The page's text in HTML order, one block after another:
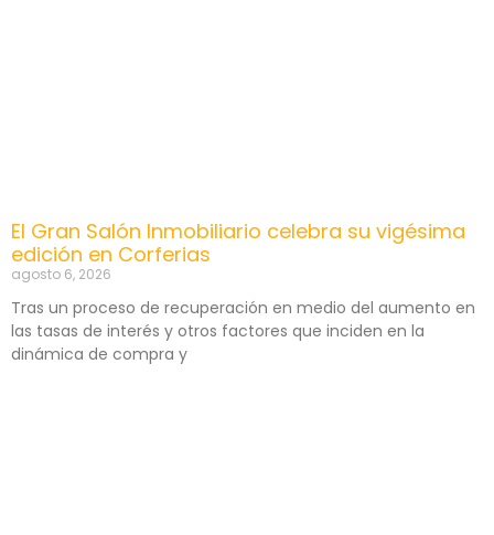
El Gran Salón Inmobiliario celebra su vigésima
edición en Corferias
agosto 6, 2026
Tras un proceso de recuperación en medio del aumento en
las tasas de interés y otros factores que inciden en la
dinámica de compra y